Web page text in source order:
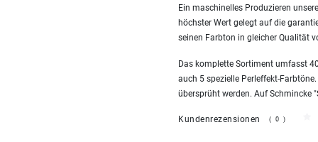
Ein maschinelles Produzieren
höchster Wert gelegt auf die
seinen Farbton in gleicher Qualität
Das komplette Sortiment umfasst
auch 5 spezielle Perleffekt-
übersprüht werden. Auf Schmincke
Kundenrezensionen (0)